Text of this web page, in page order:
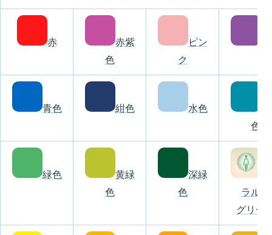
赤
赤紫
色
ピン
ク
青色 紺色 水色
色
緑色
黄緑
色
深緑
色
ラルド
グリー